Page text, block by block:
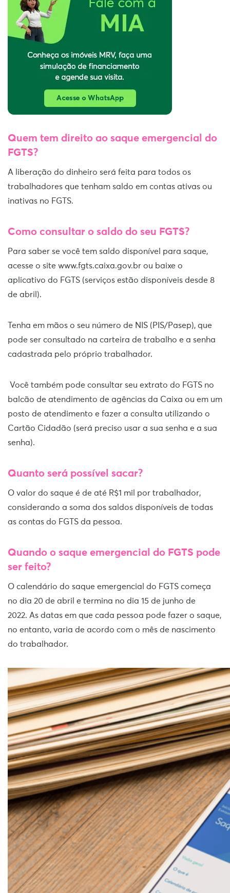
Quem tem direito ao saque emergencial do
FGTS?
A liberação do dinheiro será feita para todos os
trabalhadores que tenham saldo em contas ativas ou
inativas no FGTS.
Como consultar o saldo do seu FGTS?
Para saber se você tem saldo disponível para saque,
acesse o site www.fgts.caixa.gov.br ou baixe o
aplicativo do FGTS (serviços estão disponíveis desde 8
de abril).
Tenha em mãos o seu número de NIS (PIS/Pasep), que
pode ser consultado na carteira de trabalho e a senha
cadastrada pelo próprio trabalhador.
Você também pode consultar seu extrato do FGTS no
balcão de atendimento de agências da Caixa ou em um
posto de atendimento e fazer a consulta utilizando o
Cartão Cidadão (será preciso usar a sua senha e a sua
senha).
Quanto será possível sacar?
O valor do saque é de até R$1 mil por trabalhador,
considerando a soma dos saldos disponíveis de todas
as contas do FGTS da pessoa.
Quando o saque emergencial do FGTS pode
ser feito?
O calendário do saque emergencial do FGTS começa
no dia 20 de abril e termina no dia 15 de junho de
2022. As datas em que cada pessoa pode fazer o saque,
no entanto, varia de acordo com o mês de nascimento
do trabalhador.